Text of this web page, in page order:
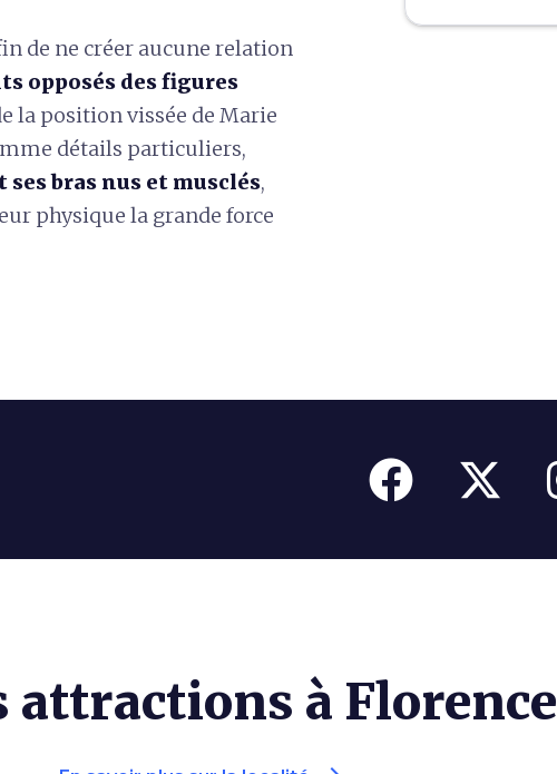
de ne créer aucune relation
opposés des figures
la position vissée de Marie
détails particuliers,
ses bras nus et musclés,
physique la grande force
attractions à Florence